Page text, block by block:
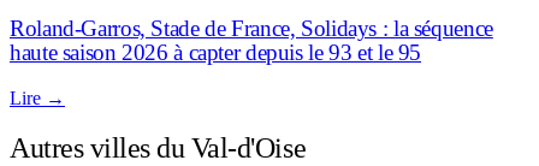
Roland-Garros, Stade de France, Solidays : la séquence
haute saison 2026 à capter depuis le 93 et le 95
Lire →
Autres villes du Val-d'Oise